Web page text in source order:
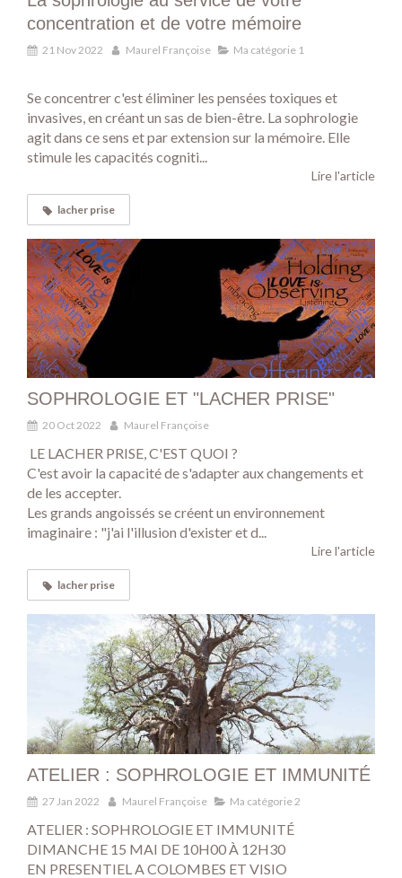
concentration et de votre mémoire
21 Nov 2022 Maurel Françoise Ma catégorie 1
Se concentrer c'est éliminer les pensées toxiques et
invasives, en créant un sas de bien-être. La sophrologie
agit dans ce sens et par extension sur la mémoire. Elle
stimule les capacités cogniti...
Lire l'article
lacher prise
SOPHROLOGIE ET "LACHER PRISE"
20 Oct 2022 Maurel Françoise
LE LACHER PRISE, C'EST QUOI ?
C'est avoir la capacité de s'adapter aux changements et
de les accepter.
Les grands angoissés se créent un environnement
imaginaire : "j'ai l'illusion d'exister et d...
Lire l'article
lacher prise
ATELIER : SOPHROLOGIE ET IMMUNITÉ
27 Jan 2022 Maurel Françoise Ma catégorie 2
ATELIER : SOPHROLOGIE ET IMMUNITÉ
DIMANCHE 15 MAI DE 10H00 À 12H30
EN PRESENTIEL A COLOMBES ET VISIO